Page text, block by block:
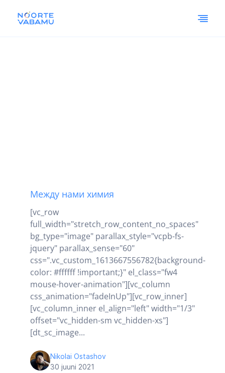
Между нами химия
[vc_row
full_width="stretch_row_content_no_spaces"
bg_type="image" parallax_style="vcpb-fs-
jquery" parallax_sense="60"
css=".vc_custom_1613667556782{background-
color: #ffffff !important;}" el_class="fw4
mouse-hover-animation"][vc_column
css_animation="fadeInUp"][vc_row_inner]
[vc_column_inner el_align="left" width="1/3"
offset="vc_hidden-sm vc_hidden-xs"]
[dt_sc_image...
Nikolai Ostashov
30 juuni 2021